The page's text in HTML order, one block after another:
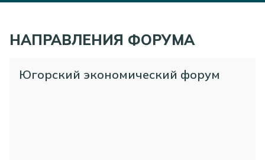
НАПРАВЛЕНИЯ ФОРУМА
Югорский экономический форум